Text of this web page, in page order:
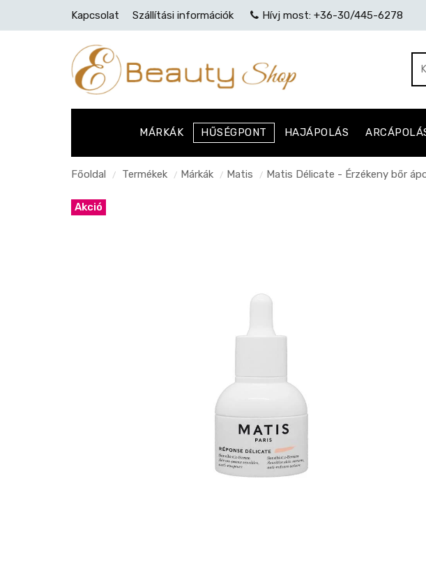
Kapcsolat Szállítási információk Hívj most: +36-30/445-6278
MÁRKÁK HŰSÉGPONT HAJÁPOLÁS
Főoldal / Termékek / Márkák / Matis / Matis Délicate - Érzékeny bőr
Akció